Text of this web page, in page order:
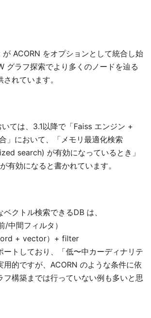
ACORN をオプションとして統合し始
グラフ探索でより多くのノードを辿る
れています。
ては、3.1以降で「Faiss エンジン +
」において、「メモリ最適化検索
search) が有効になっているとき」
有効になると書かれています。
クトル検索できるDB は、
中間フィルタ）
+ vector）+ filter
ートしており、「低〜中カーディナリテ
用的ですが、ACORN のような条件に依
フ構築までは行っていない例も多いと思